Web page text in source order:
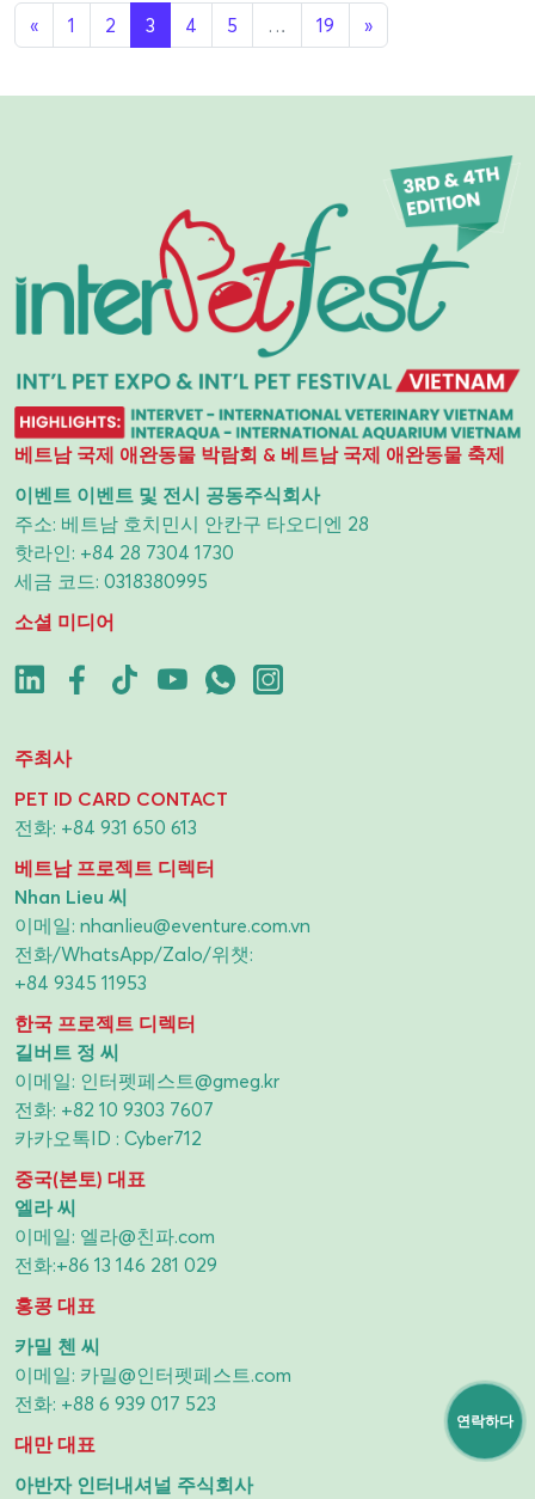
« 1 2 3 4 5 … 19 »
베트남 국제 애완동물 박람회 & 베트남 국제 애완동물 축제
이벤트 이벤트 및 전시 공동주식회사
주소: 베트남 호치민시 안칸구 타오디엔 28
핫라인: +84 28 7304 1730
세금 코드: 0318380995
소셜 미디어
주최사
PET ID CARD CONTACT
전화: +84 931 650 613
베트남 프로젝트 디렉터
Nhan Lieu 씨
이메일: nhanlieu@eventure.com.vn
전화/WhatsApp/Zalo/위챗:
+84 9345 11953
한국 프로젝트 디렉터
길버트 정 씨
이메일: 인터펫페스트@gmeg.kr
전화: +82 10 9303 7607
카카오톡ID : Cyber712
중국(본토) 대표
엘라 씨
이메일: 엘라@친파.com
전화:+86 13 146 281 029
홍콩 대표
카밀 첸 씨
이메일: 카밀@인터펫페스트.com
전화: +88 6 939 017 523
대만 대표
아반자 인터내셔널 주식회사
연락하다